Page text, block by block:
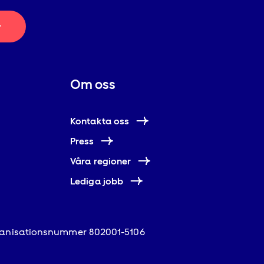
Om oss
Kontakta oss
Press
Våra regioner
Lediga jobb
802001-5106